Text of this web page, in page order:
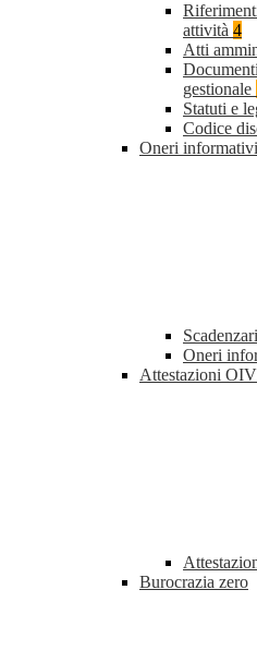
attività 4
Atti
gestionale
Statuti e
Codice
Oneri
Oneri
Attestazioni
Burocrazia zero